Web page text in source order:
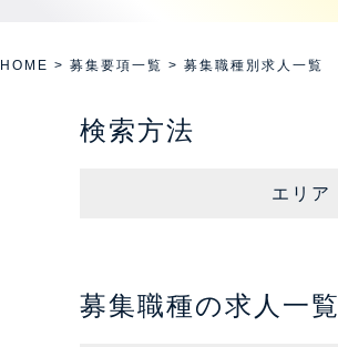
HOME > 募集要項一覧 > 募集職種別求人一覧
検索方法
エリア
募集職種の求人一覧